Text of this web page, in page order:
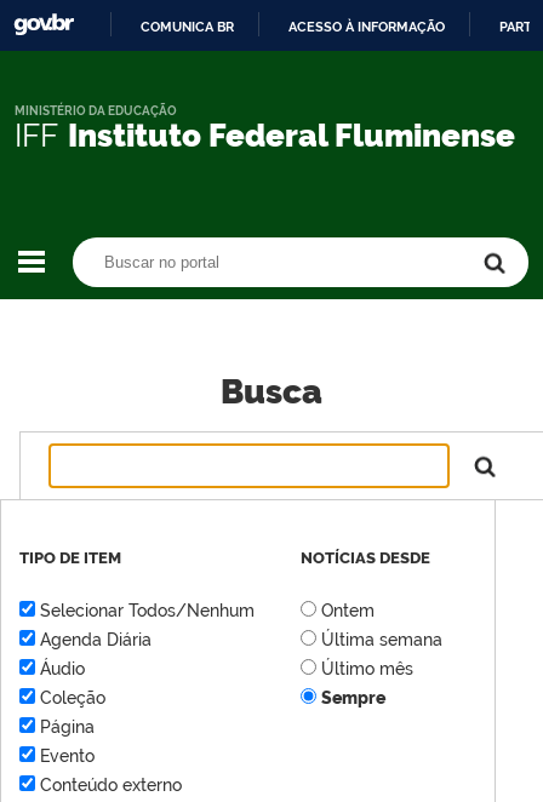
CONTEÚDO
COMUNICA BR ACESSO À INFORMAÇÃO
IFF Instituto Federal Fluminense
MINISTÉRIO DA EDUCAÇÃO
Busca
TIPO DE ITEM
Selecionar Todos/Nenhum
Agenda Diária
Áudio
Coleção
Página
Evento
Conteúdo externo
NOTÍCIAS DESDE
Ontem
Última semana
Último mês
Sempre